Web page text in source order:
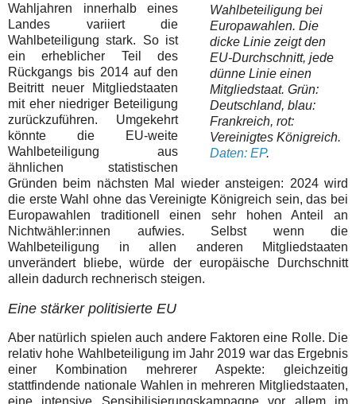
Wahlbeteiligung bei
Europawahlen. Die
dicke Linie zeigt den
EU-Durchschnitt, jede
dünne Linie einen
Mitgliedstaat. Grün:
Deutschland, blau:
Frankreich, rot:
Vereinigtes Königreich.
Daten: EP.
Wahljahren innerhalb eines
Landes variiert die
Wahlbeteiligung stark. So ist
ein erheblicher Teil des
Rückgangs bis 2014 auf den
Beitritt neuer Mitgliedstaaten
mit eher niedriger Beteiligung
zurückzuführen. Umgekehrt
könnte die EU-weite
Wahlbeteiligung aus
ähnlichen statistischen
Gründen beim nächsten Mal wieder ansteigen: 2024 wird
die erste Wahl ohne das Vereinigte Königreich sein, das bei
Europawahlen traditionell einen sehr hohen Anteil an
Nichtwähler:innen aufwies. Selbst wenn die
Wahlbeteiligung in allen anderen Mitgliedstaaten
unverändert bliebe, würde der europäische Durchschnitt
allein dadurch rechnerisch steigen.
Eine stärker politisierte EU
Aber natürlich spielen auch andere Faktoren eine Rolle. Die
relativ hohe Wahlbeteiligung im Jahr 2019 war das Ergebnis
einer Kombination mehrerer Aspekte: gleichzeitig
stattfindende nationale Wahlen in mehreren Mitgliedstaaten,